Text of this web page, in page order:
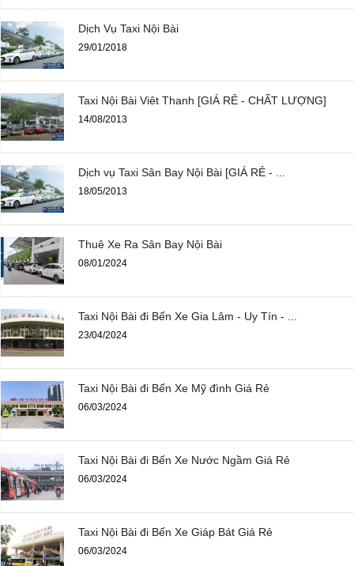
Dịch Vụ Taxi Nội Bài
29/01/2018
Taxi Nội Bài Viêt Thanh [GIÁ RẺ - CHẤT LƯỢNG]
14/08/2013
Dịch vụ Taxi Sân Bay Nội Bài [GIÁ RẺ - ...
18/05/2013
Thuê Xe Ra Sân Bay Nội Bài
08/01/2024
Taxi Nội Bài đi Bến Xe Gia Lâm - Uy Tín - ...
23/04/2024
Taxi Nội Bài đi Bến Xe Mỹ đình Giá Rẻ
06/03/2024
Taxi Nội Bài đi Bến Xe Nước Ngầm Giá Rẻ
06/03/2024
Taxi Nội Bài đi Bến Xe Giáp Bát Giá Rẻ
06/03/2024